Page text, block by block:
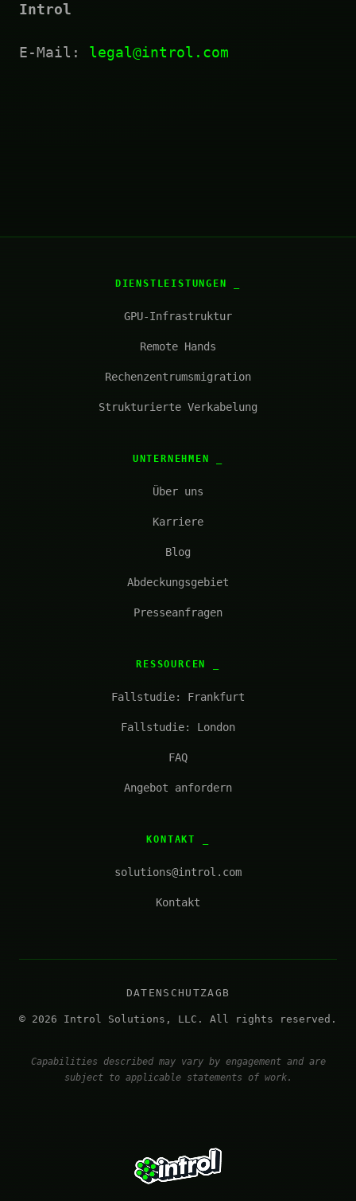
Introl
E-Mail: legal@introl.com
DIENSTLEISTUNGEN
GPU-Infrastruktur
Remote Hands
Rechenzentrumsmigration
Strukturierte Verkabelung
UNTERNEHMEN
Über uns
Karriere
Blog
Abdeckungsgebiet
Presseanfragen
RESSOURCEN
Fallstudie: Frankfurt
Fallstudie: London
FAQ
Angebot anfordern
KONTAKT
solutions@introl.com
Kontakt
DATENSCHUTZAGB
© 2026 Introl Solutions, LLC. All rights reserved.
Capabilities described may vary by engagement and are
subject to applicable statements of work.